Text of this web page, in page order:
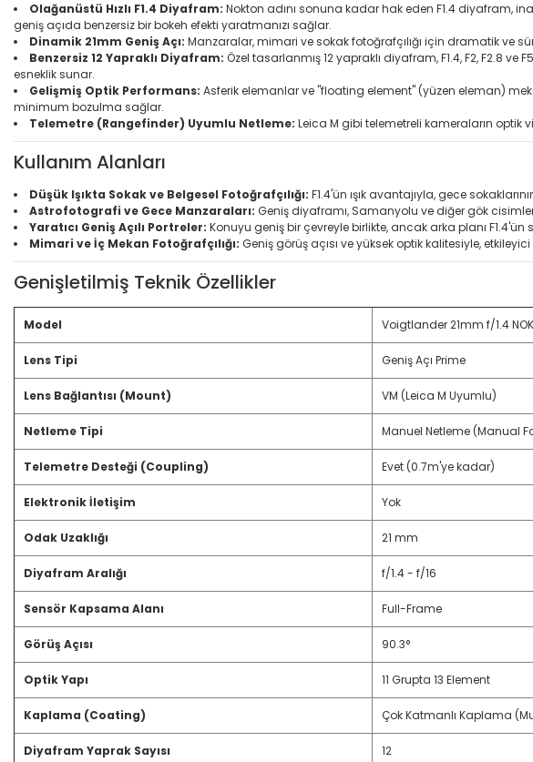
Olağanüstü Hızlı F1.4 Diyafram: Nokton adını sonuna kadar hak eden F1.4 diyafram,
geniş açıda benzersiz bir bokeh efekti yaratmanızı sağlar.
Dinamik 21mm Geniş Açı: Manzaralar, mimari ve sokak fotoğrafçılığı için dramatik ve
Benzersiz 12 Yapraklı Diyafram: Özel tasarlanmış 12 yapraklı diyafram, F1.4, F2, F2.8
esneklik sunar.
Gelişmiş Optik Performans: Asferik elemanlar ve "floating element" (yüzen eleman)
minimum bozulma sağlar.
Telemetre (Rangefinder) Uyumlu Netleme: Leica M gibi telemetreli kameraların optik
Kullanım Alanları
Düşük Işıkta Sokak ve Belgesel Fotoğrafçılığı: F1.4'ün ışık avantajıyla, gece
Astrofotografi ve Gece Manzaraları: Geniş diyaframı, Samanyolu ve diğer gök
Yaratıcı Geniş Açılı Portreler: Konuyu geniş bir çevreyle birlikte, ancak arka planı
Mimari ve İç Mekan Fotoğrafçılığı: Geniş görüş açısı ve yüksek optik kalitesiyle,
Genişletilmiş Teknik Özellikler
Model Voigtlander 21mm f/1.4
Lens Tipi Geniş Açı Prime
Lens Bağlantısı (Mount) VM (Leica M Uyumlu)
Netleme Tipi Manuel Netleme (Manual
Telemetre Desteği (Coupling) Evet (0.7m'ye kadar)
Elektronik İletişim Yok
Odak Uzaklığı 21 mm
Diyafram Aralığı f/1.4 - f/16
Sensör Kapsama Alanı Full-Frame
Görüş Açısı 90.3°
Optik Yapı 11 Grupta 13 Element
Kaplama (Coating) Çok Katmanlı Kaplama
Diyafram Yaprak Sayısı 12